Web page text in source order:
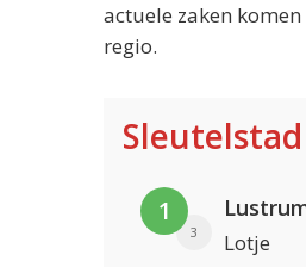
actuele zaken
regio.
1
3 Lotje